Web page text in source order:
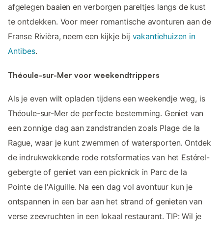
afgelegen baaien en verborgen pareltjes langs de kust
te ontdekken. Voor meer romantische avonturen aan de
Franse Rivièra, neem een kijkje bij vakantiehuizen in
Antibes.
Théoule-sur-Mer voor weekendtrippers
Als je even wilt opladen tijdens een weekendje weg, is
Théoule-sur-Mer de perfecte bestemming. Geniet van
een zonnige dag aan zandstranden zoals Plage de la
Rague, waar je kunt zwemmen of watersporten. Ontdek
de indrukwekkende rode rotsformaties van het Estérel-
gebergte of geniet van een picknick in Parc de la
Pointe de l'Aiguille. Na een dag vol avontuur kun je
ontspannen in een bar aan het strand of genieten van
verse zeevruchten in een lokaal restaurant. TIP: Wil je